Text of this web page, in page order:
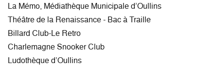
La Mémo, Médiathèque Municipale d’Oullins
Théâtre de la Renaissance - Bac à Traille
Billard Club-Le Retro
Charlemagne Snooker Club
Ludothèque d’Oullins